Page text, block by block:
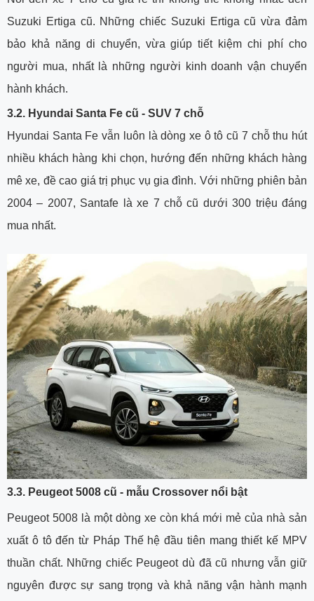
Suzuki Ertiga cũ. Những chiếc Suzuki Ertiga cũ vừa đảm
bảo khả năng di chuyển, vừa giúp tiết kiệm chi phí cho
người mua, nhất là những người kinh doanh vận chuyển
hành khách.
3.2. Hyundai Santa Fe cũ - SUV 7 chỗ
Hyundai Santa Fe vẫn luôn là dòng xe ô tô cũ 7 chỗ thu hút
nhiều khách hàng khi chọn, hướng đến những khách hàng
mê xe, đề cao giá trị phục vụ gia đình. Với những phiên bản
2004 – 2007, Santafe là xe 7 chỗ cũ dưới 300 triệu đáng
mua nhất.
3.3. Peugeot 5008 cũ - mẫu Crossover nổi bật
Peugeot 5008 là một dòng xe còn khá mới mẻ của nhà sản
xuất ô tô đến từ Pháp Thế hệ đầu tiên mang thiết kế MPV
thuần chất. Những chiếc Peugeot dù đã cũ nhưng vẫn giữ
nguyên được sự sang trọng và khả năng vận hành mạnh